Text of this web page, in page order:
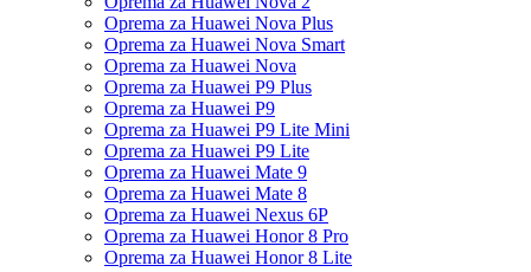
Oprema za Huawei Nova Plus
Oprema za Huawei Nova Smart
Oprema za Huawei Nova
Oprema za Huawei P9 Plus
Oprema za Huawei P9
Oprema za Huawei P9 Lite Mini
Oprema za Huawei P9 Lite
Oprema za Huawei Mate 9
Oprema za Huawei Mate 8
Oprema za Huawei Nexus 6P
Oprema za Huawei Honor 8 Pro
Oprema za Huawei Honor 8 Lite